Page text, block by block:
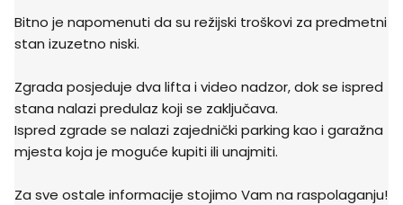
Bitno je napomenuti da su režijski troškovi za predmetni
stan izuzetno niski.
Zgrada posjeduje dva lifta i video nadzor, dok se ispred
stana nalazi predulaz koji se zaključava.
Ispred zgrade se nalazi zajednički parking kao i garažna
mjesta koja je moguće kupiti ili unajmiti.
Za sve ostale informacije stojimo Vam na raspolaganju!